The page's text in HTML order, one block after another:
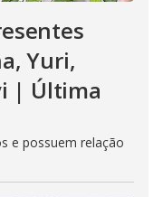
Yuri,
| Última
e possuem relação